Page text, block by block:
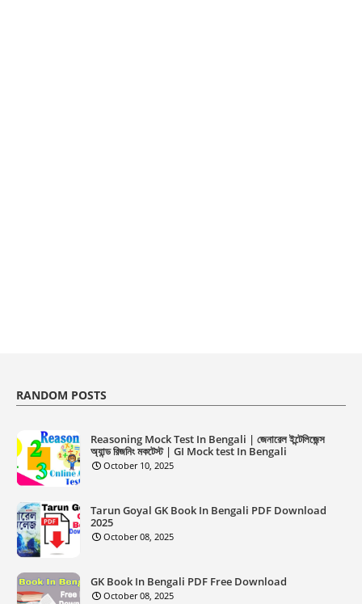
RANDOM POSTS
Reasoning Mock Test In Bengali | জেনারেল ইন্টেলিজেন্স
অ্যান্ড রিজনিং মকটেস্ট | GI Mock test In Bengali
October 10, 2025
Tarun Goyal GK Book In Bengali PDF Download
2025
October 08, 2025
GK Book In Bengali PDF Free Download
October 08, 2025